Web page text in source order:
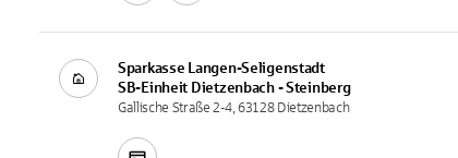
Sparkasse Langen-Seligenstadt
SB-Einheit Dietzenbach - Steinberg
Gallische Straße 2-4, 63128 Dietzenbach